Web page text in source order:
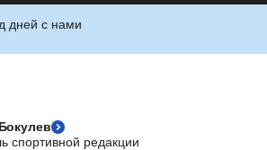
дней с нами
спортивной редакции